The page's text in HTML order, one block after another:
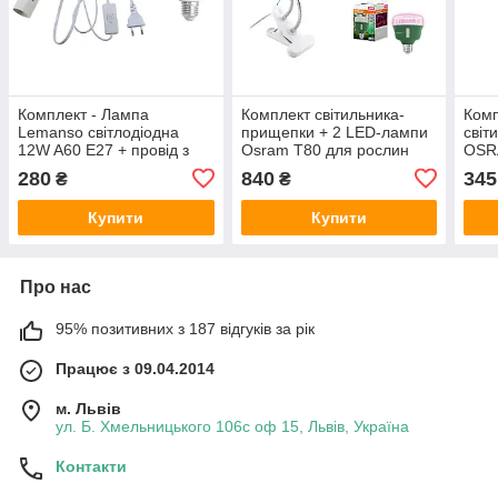
Комплект - Лампа
Lemanso світлодіодна
12W A60 E27 + провід з
280 ₴
Купити
Комплект світильника-
прищепки + 2 LED-лампи
Osram T80 для рослин
840₴
Купити
345
Про нас
95% позитивних з 187 відгуків за рік
Працює з 09.04.2014
м. Львів
ул. Б. Хмельницького 106с оф 15, Львів, Україна
Контакти